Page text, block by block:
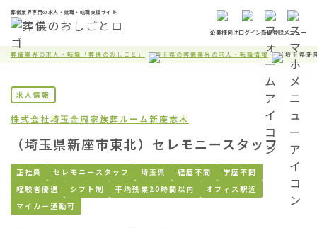
葬儀業界専門の求人・就職・転職支援サイト
企業様向けログイン新規登録メニュー
葬儀業界の求人・転職「葬儀のおしごと」 埼玉県の葬儀業界の求人・転職情報 （埼玉県新
求人情報
株式会社埼玉金周 家族葬ルーム新座志木
（埼玉県新座市東北）セレモニースタッフ
正社員 セレモニースタッフ 埼玉県 経歴不問
学歴不問
経験者優遇
シフト制 平均残業20時間以内
オフィス駅近
マイカー通勤可